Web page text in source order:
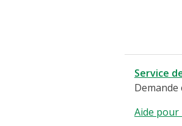
Service
Demande
Aide pour